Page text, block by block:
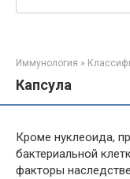
Иммунология »
Капсула
Кроме нуклеоида,
бактериальной
факторы